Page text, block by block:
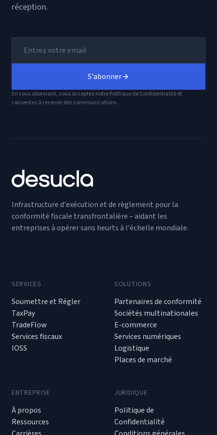
réception.
S'abonner
En vous abonnant, vous acceptez notre Politique de Confidentialité et
consentez à recevoir des communications.
Infrastructure d'exécution et de règlement pour la
conformité fiscale transfrontalière – aidant les
entreprises à opérer sans heurts à l'échelle mondiale.
SERVICES
Soumettre et Régler
TaxPay
TradeFlow
Services fiscaux
IOSS
SOLUTIONS
Partenaires de conformité
Sociétés multinationales
E-commerce
Services numériques
Logistique
Places de marché
ENTREPRISE
À propos
Ressources
JURIDIQUE
Politique de
Confidentialité